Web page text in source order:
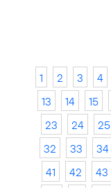
1 2 3 4
13
14 15
23
24 25
32
33 34
41
42 43